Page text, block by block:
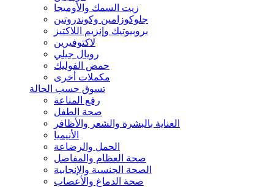
زيت السمك والأوميجا
جلوكوزامين وكوندروتين
بروبيوتيك وإنزيم اللاكتيز
لاكتوفيرين
رويال جيلي
حمض الفوليك
مكملات أخرى
تسوق حسب الحالة
رفع المناعة
صحة الطفل
العناية بالبشرة والشعر والأظافر
الأنيميا
الحمل والرضاعة
صحة العظام والمفاصل
الصحة الجنسية والإنجابية
صحة الدماغ والأعصاب